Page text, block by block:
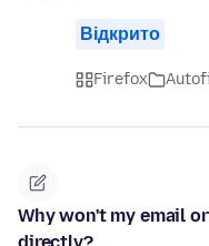
Відкрито
Firefox
Why won't my email